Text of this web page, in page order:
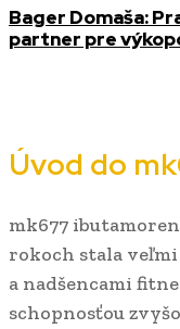
Bager Domaša:
partner pre
Úvod do
mk677
rokoch stala
a nadšencami
schopnosťou